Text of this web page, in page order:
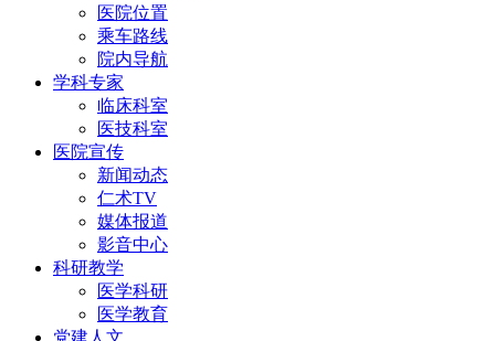
医院位置
乘车路线
院内导航
学科专家
临床科室
医技科室
医院宣传
新闻动态
仁术TV
媒体报道
影音中心
科研教学
医学科研
医学教育
党建人文